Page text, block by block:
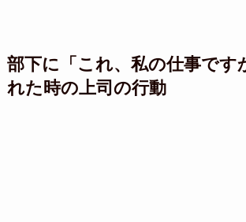
部下に「これ、私の仕事です
れた時の上司の行動